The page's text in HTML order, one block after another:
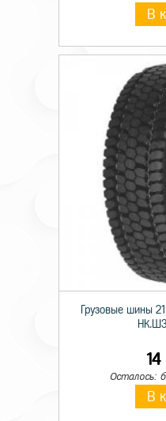
В
Грузовые шины
Осталось:
В